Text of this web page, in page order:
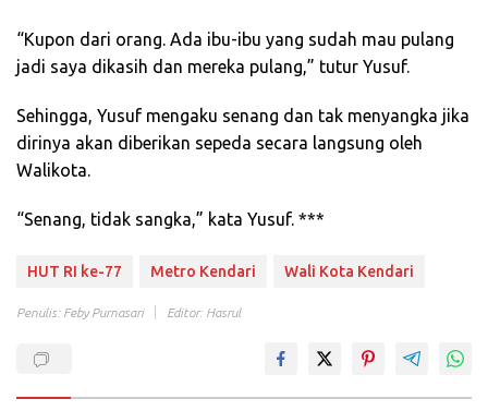
“Kupon dari orang. Ada ibu-ibu yang sudah mau pulang
jadi saya dikasih dan mereka pulang,” tutur Yusuf.
Sehingga, Yusuf mengaku senang dan tak menyangka jika
dirinya akan diberikan sepeda secara langsung oleh
Walikota.
“Senang, tidak sangka,” kata Yusuf. ***
HUT RI ke-77 Metro Kendari Wali Kota Kendari
Penulis: Feby Purnasari Editor: Hasrul